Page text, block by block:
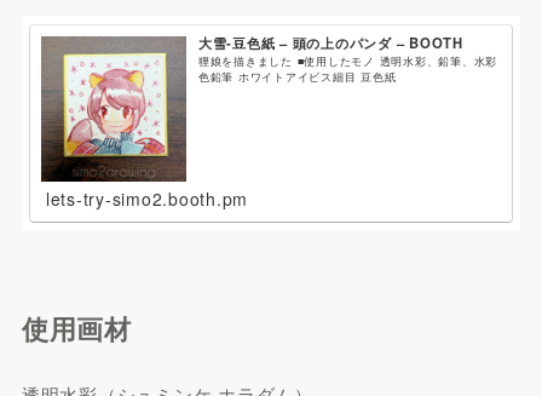
大雪-豆色紙 – 頭の上のパンダ – BOOTH
狸娘を描きました ■使用したモノ 透明水彩、鉛筆、水彩
色鉛筆 ホワイトアイビス細目 豆色紙
lets-try-simo2.booth.pm
使用画材